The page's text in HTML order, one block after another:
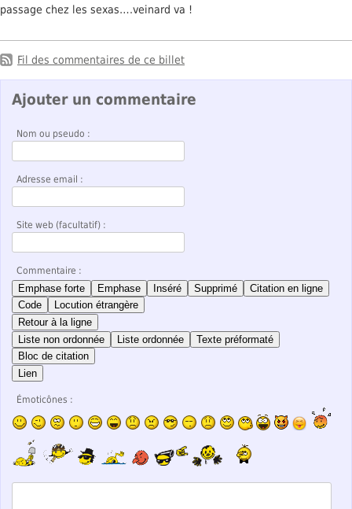
passage chez les sexas….veinard va !
Fil des commentaires de ce billet
Ajouter un commentaire
Nom ou pseudo :
Adresse email :
Site web (facultatif) :
Commentaire :
Emphase forte Emphase Inséré Supprimé
Citation en ligne
Code
Locution étrangère
Retour à la ligne
Liste non ordonnée
Liste ordonnée
Texte préformaté
Bloc de citation
Lien
Émoticônes :